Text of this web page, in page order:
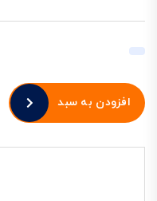
افزودن به سبد